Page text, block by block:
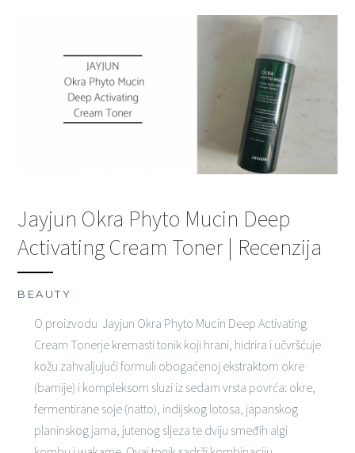
Jayjun Okra Phyto Mucin Deep
Activating Cream Toner | Recenzija
BEAUTY
O proizvodu Jayjun Okra Phyto Mucin Deep Activating
Cream Tonerje kremasti tonik koji hrani, hidrira i učvršćuje
kožu zahvaljujući formuli obogaćenoj ekstraktom okre
(bamije) i kompleksom sluzi iz sedam vrsta povrća: okre,
fermentirane soje (natto), indijskog lotosa, japanskog
planinskog jama, jutenog sljeza te dviju smeđih algi